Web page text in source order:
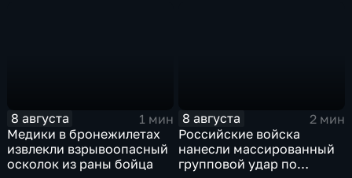
8 августа
1 мин
Медики в бронежилетах
извлекли взрывоопасный
осколок из раны бойца
8 августа
2 мин
Российские войска
нанесли массированный
групповой удар по